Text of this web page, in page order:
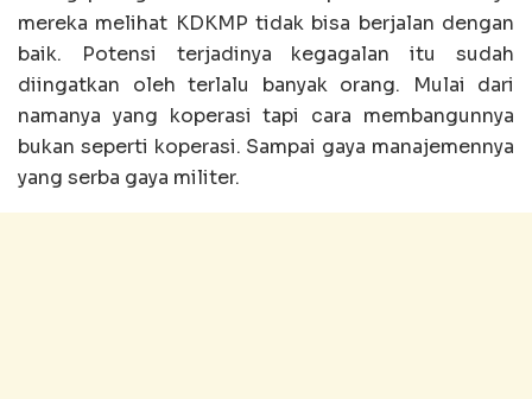
mereka melihat KDKMP tidak bisa berjalan dengan
baik. Potensi terjadinya kegagalan itu sudah
diingatkan oleh terlalu banyak orang. Mulai dari
namanya yang koperasi tapi cara membangunnya
bukan seperti koperasi. Sampai gaya manajemennya
yang serba gaya militer.